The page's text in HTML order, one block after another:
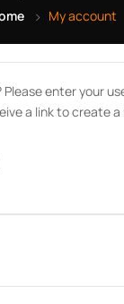
My account
enter your
a link to create